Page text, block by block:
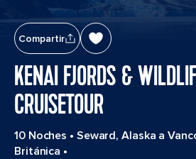
Compartir
KENAI FJORDS &
CRUISETOUR
10 Noches • Seward, Alaska a
Británica •